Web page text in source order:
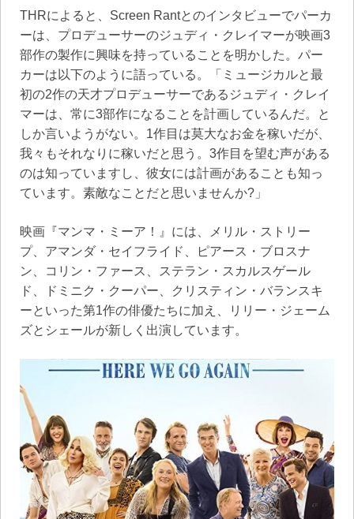
THRによると、Screen Rantとのインタビューでパーカ
ーは、プロデューサーのジュディ・クレイマーが映画3
部作の製作に興味を持っていることを明かした。パー
カーは以下のように語っている。「ミュージカルと最
初の2作の天才プロデューサーであるジュディ・クレイ
マーは、常に3部作になることを計画しているんだ。と
しか言いようがない。1作目は莫大なお金を稼いだが、
我々もそれなりに稼いだと思う。3作目を望む声がある
のは知っていますし、彼女には計画があることも知っ
ています。素敵なことだと思いませんか?」
映画『マンマ・ミーア！』には、メリル・ストリー
プ、アマンダ・セイフライド、ピアース・ブロスナ
ン、コリン・ファース、ステラン・スカルスゲール
ド、ドミニク・クーパー、クリスティン・バランスキ
ーといった第1作の俳優たちに加え、リリー・ジェーム
ズとシェールが新しく出演しています。